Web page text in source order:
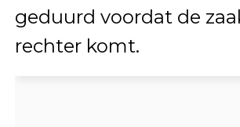
geduurd voordat de
rechter komt.